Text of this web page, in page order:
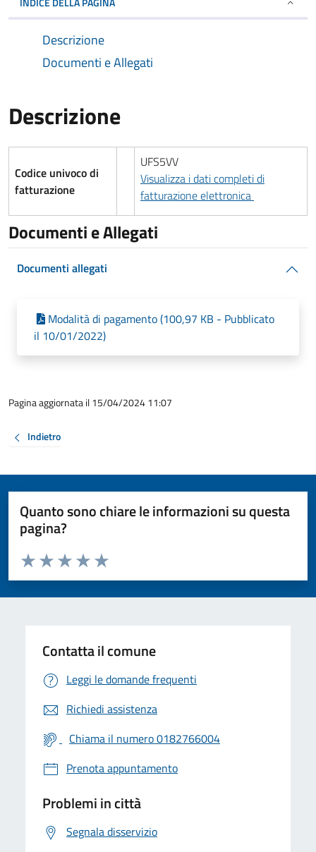
Descrizione
Documenti e Allegati
Descrizione
Codice univoco di
fatturazione
UFS5VV
Visualizza i dati completi di
fatturazione elettronica
Documenti e Allegati
Documenti allegati
Modalità di pagamento (100,97 KB - Pubblicato
il 10/01/2022)
Pagina aggiornata il 15/04/2024 11:07
Indietro
Quanto sono chiare le informazioni su questa
pagina?
Valuta da 1 a 5 stelle la pagina
Valuta 5 stelle su 5
Valuta 4 stelle su 5
Valuta 3 stelle su 5
Valuta 2 stelle su 5
Valuta 1 stelle su 5
Contatta il comune
Leggi le domande frequenti
Richiedi assistenza
Chiama il numero 0182766004
Prenota appuntamento
Problemi in città
Segnala disservizio